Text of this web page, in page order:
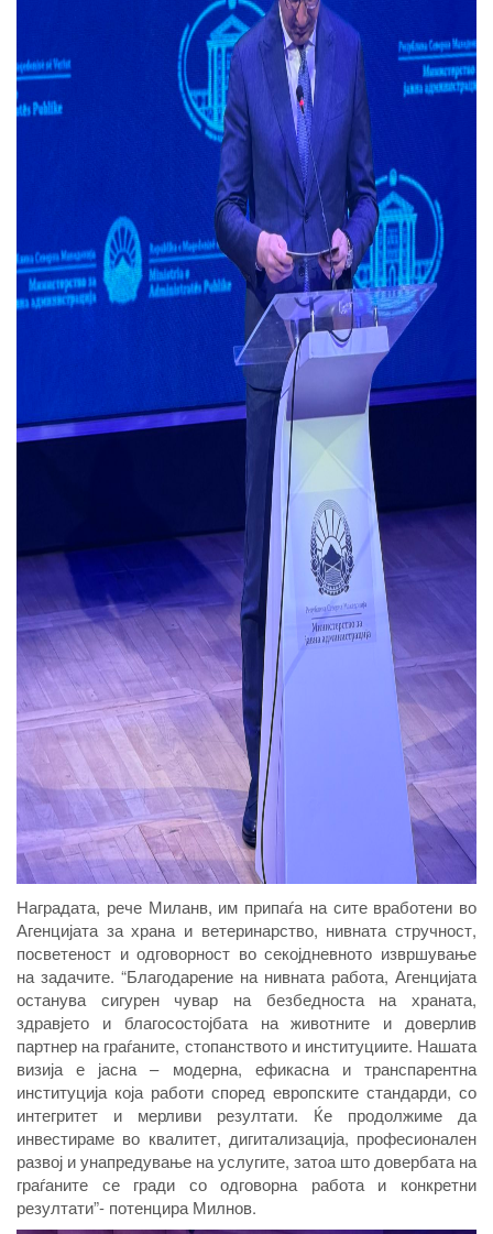
Наградата, рече Миланв, им припаѓа на сите вработени во
Агенцијата за храна и ветеринарство, нивната стручност,
посветеност и одговорност во секојдневното извршување
на задачите. “Благодарение на нивната работа, Агенцијата
останува сигурен чувар на безбедноста на храната,
здравјето и благосостојбата на животните и доверлив
партнер на граѓаните, стопанството и институциите. Нашата
визија е јасна – модерна, ефикасна и транспарентна
институција која работи според европските стандарди, со
интегритет и мерливи резултати. Ќе продолжиме да
инвестираме во квалитет, дигитализација, професионален
развој и унапредување на услугите, затоа што довербата на
граѓаните се гради со одговорна работа и конкретни
резултати”- потенцира Милнов.